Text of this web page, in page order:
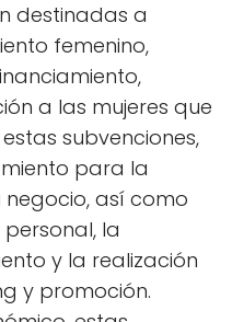
destinadas a
femenino,
a las mujeres que
subvenciones,
para la
así como
la
y la realización
y promoción.